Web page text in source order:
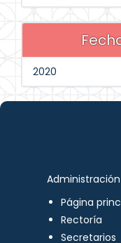
2020
Página
Rectoría
Secretarios